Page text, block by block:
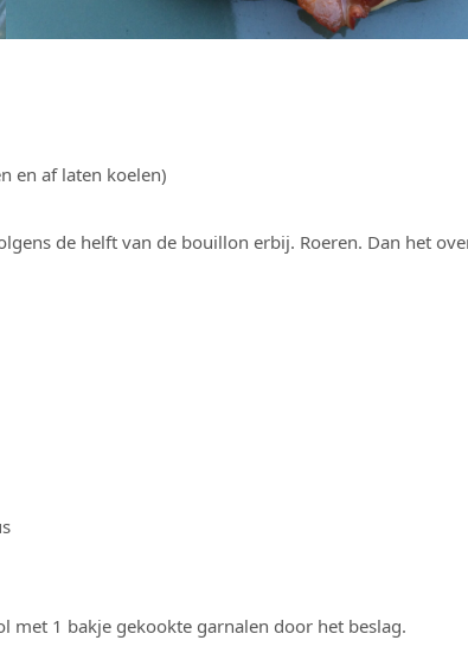
en af laten koelen)
de helft van de bouillon erbij. Roeren. Dan het
1 bakje gekookte garnalen door het beslag.